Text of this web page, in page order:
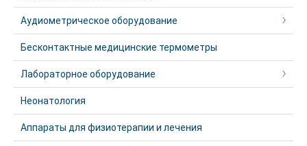
Аудиометрическое оборудование
Бесконтактные медицинские термометры
Лабораторное оборудование
Неонатология
Аппараты для физиотерапии и лечения